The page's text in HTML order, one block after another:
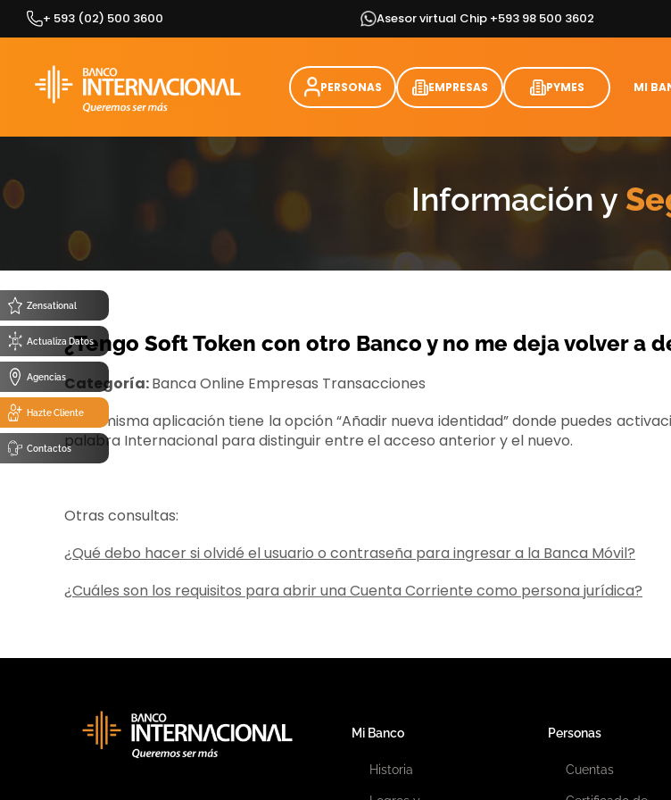
Zensational
Actualiza Datos
Agencias
Hazte Cliente
Contactos
Skip
+ 593 (02) 500 3600 Asesor virtual Chip +593 98 500 3602
PERSONAS EMPRESAS PYMES MI
Información y
¿Tengo Soft Token con otro Banco y no me deja volver a
Categoría:Banca Online Empresas Transacciones
En la misma aplicación tiene la opción “Añadir nueva identidad” donde puedes
palabra Internacional para distinguir entre el acceso anterior y el nuevo.
Otras consultas:
¿Qué debo hacer si olvidé el usuario o contraseña para ingresar a la Banca Móvil?
¿Cuáles son los requisitos para abrir una Cuenta Corriente como persona jurídica?
Mi Banco
Historia
Personas
Cuentas